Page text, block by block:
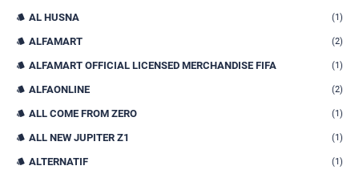
AL HUSNA (1)
ALFAMART (2)
ALFAMART OFFICIAL LICENSED MERCHANDISE FIFA (1)
ALFAONLINE (2)
ALL COME FROM ZERO (1)
ALL NEW JUPITER Z1 (1)
ALTERNATIF (1)